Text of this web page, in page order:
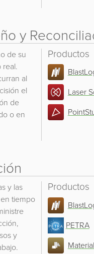
y
de su
al
el
de
o en
Productos
Laser
y las
tiempo
y
Productos
PETRA